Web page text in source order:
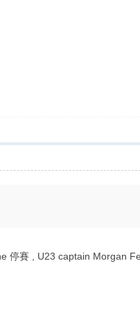
停賽 , U23 captain Morgan